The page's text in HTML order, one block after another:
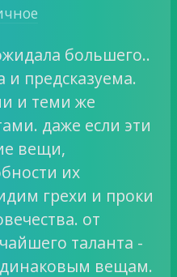
большего..
предсказуема.
и теми же
даже если эти
вещи,
их
грехи и проки
от
таланта -
вещам.